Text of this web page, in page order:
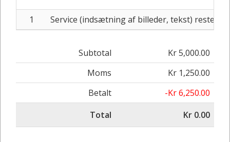
1 Service (indsætning af billeder, tekst) resten
Subtotal
Kr 5,000.00
Moms
Kr 1,250.00
Betalt
-Kr 6,250.00
Total
Kr 0.00